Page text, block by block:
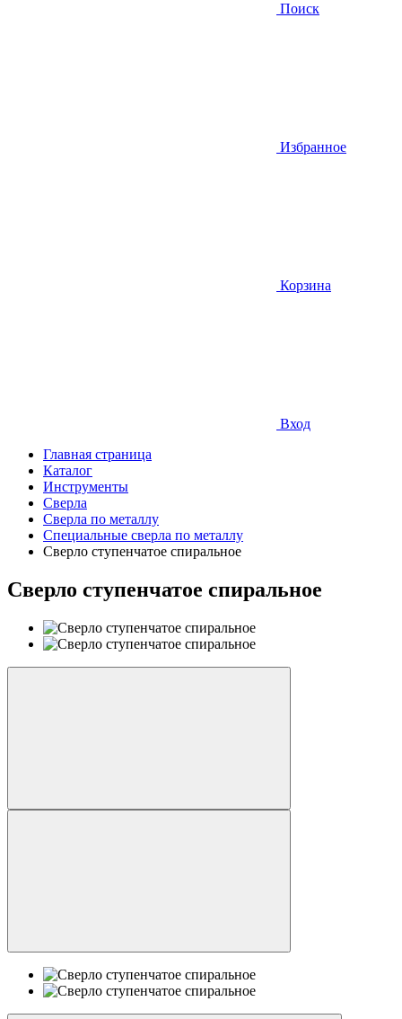
Поиск
Избранное
Корзина
Вход
Главная страница
Каталог
Инструменты
Сверла
Сверла по металлу
Специальные сверла по металлу
Сверло ступенчатое спиральное
Сверло ступенчатое спиральное